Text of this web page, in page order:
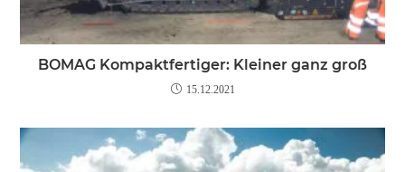
BOMAG Kompaktfertiger: Kleiner ganz groß
15.12.2021